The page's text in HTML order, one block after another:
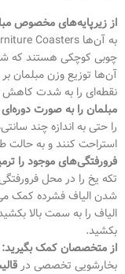
از زیرپایه‌های مخصوص
چوبی کوچکی هستند که
آن‌ها توزیع وزن مبلمان
نقطه‌ای را به شدت کاهش
مبلمان را به صورت
را حتی به اندازه چند
استراحت کنند و به حالت
فرورفتگی‌های موجود را
تکه یخ را در محل
شدن الیاف فشرده کمک
الیاف را به سمت بالا
بکشید.
از متخصصان کمک بگیرید:
بخارشویی تخصصی در